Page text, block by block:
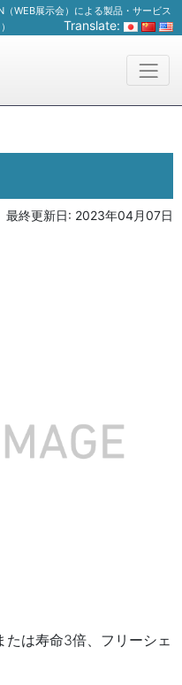
WEB展示会）による製品・サービス
Translate:
最終更新日: 2023年04月07日
は寿命3倍、フリーシェ